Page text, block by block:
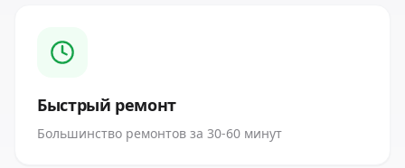
Быстрый ремонт
Большинство ремонтов за 30-60 минут